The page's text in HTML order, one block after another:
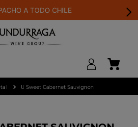
A TODO CHILE
U Sweet Cabernet Sauvignon